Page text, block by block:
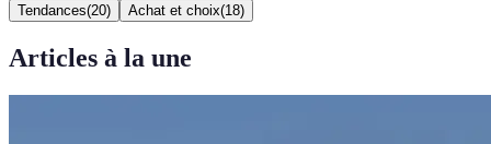
Tendances(20) Achat et choix(18)
Articles à la une